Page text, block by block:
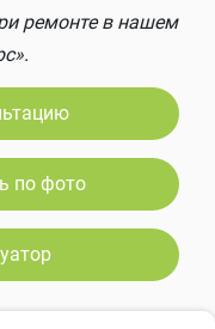
ремонте в нашем
по фото